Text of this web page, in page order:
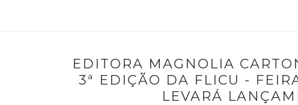
EDITORA MAGNOLIA
3ª EDIÇÃO DA FLICU -
LEVARÁ